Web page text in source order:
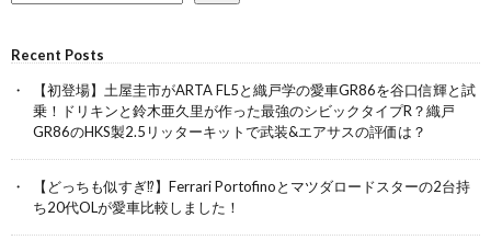
Recent Posts
【初登場】土屋圭市がARTA FL5と織戸学の愛車GR86を谷口信輝と試
乗！ドリキンと鈴木亜久里が作った最強のシビックタイプR？織戸
GR86のHKS製2.5リッターキットで武装&エアサスの評価は？
【どっちも似すぎ⁉︎】Ferrari Portofinoとマツダロードスターの2台持
ち20代OLが愛車比較しました！